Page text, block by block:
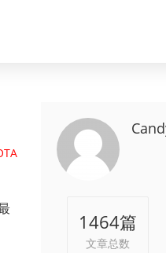
1464篇
文章总数